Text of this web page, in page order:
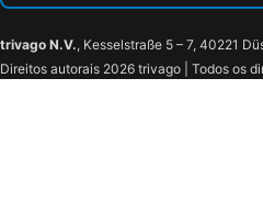
trivago N.V., Kesselstraße 5 – 7, 40221
Direitos autorais 2026 trivago | Todos os